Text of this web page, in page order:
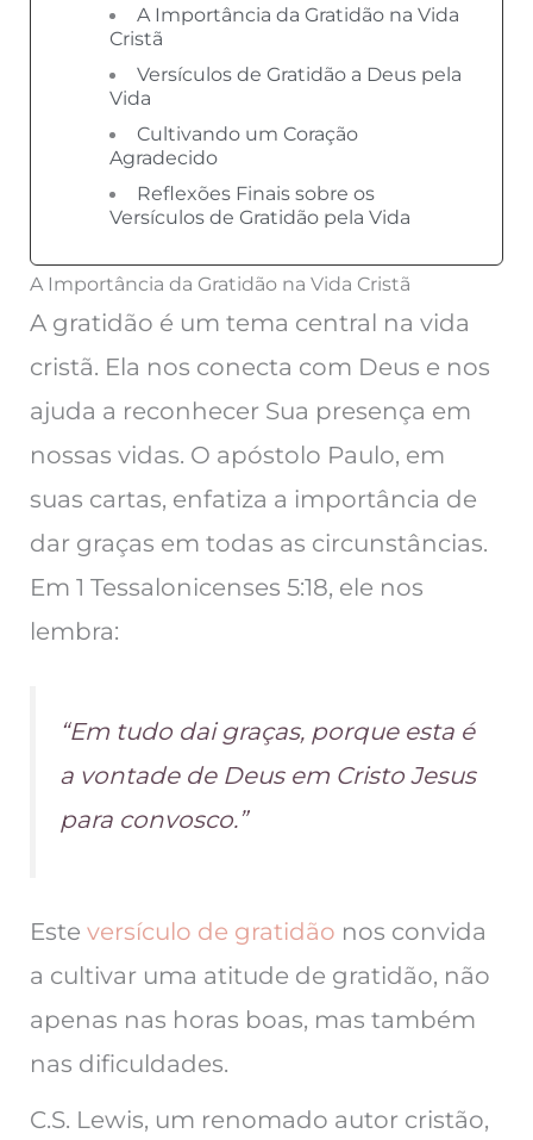
A Importância da Gratidão na Vida
Cristã
Versículos de Gratidão a Deus pela
Vida
Cultivando um Coração
Agradecido
Reflexões Finais sobre os
Versículos de Gratidão pela Vida
A Importância da Gratidão na Vida Cristã
A gratidão é um tema central na vida
cristã. Ela nos conecta com Deus e nos
ajuda a reconhecer Sua presença em
nossas vidas. O apóstolo Paulo, em
suas cartas, enfatiza a importância de
dar graças em todas as circunstâncias.
Em 1 Tessalonicenses 5:18, ele nos
lembra:
“Em tudo dai graças, porque esta é
a vontade de Deus em Cristo Jesus
para convosco.”
Esteversículo de gratidão nos convida
a cultivar uma atitude de gratidão, não
apenas nas horas boas, mas também
nas dificuldades.
C.S. Lewis, um renomado autor cristão,